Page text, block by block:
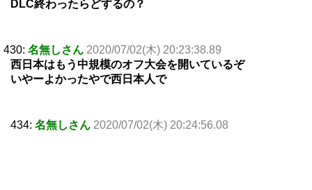
DLC終わったらどするの？
430: 名無しさん 2020/07/02(木) 20:23:38.89
西日本はもう中規模のオフ大会を開いているぞ
いやーよかったやで西日本人で
434: 名無しさん 2020/07/02(木) 20:24:56.08